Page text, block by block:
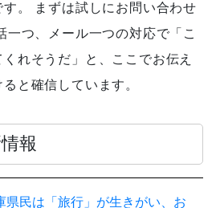
。 まずは試しにお問い合わせ
一つ、メール一つの対応で「こ
れそうだ」と、ここでお伝え
と確信しています。
報
県民は「旅行」が生きがい、お